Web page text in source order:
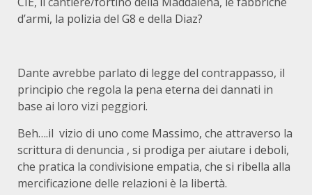
d’armi, la polizia del G8 e della Diaz?
Dante avrebbe parlato di legge del contrappasso, il
principio che regola la pena eterna dei dannati in
base ai loro vizi peggiori.
Beh….il vizio di uno come Massimo, che attraverso la
scrittura di denuncia , si prodiga per aiutare i deboli,
che pratica la condivisione empatia, che si ribella alla
mercificazione delle relazioni è la libertà.